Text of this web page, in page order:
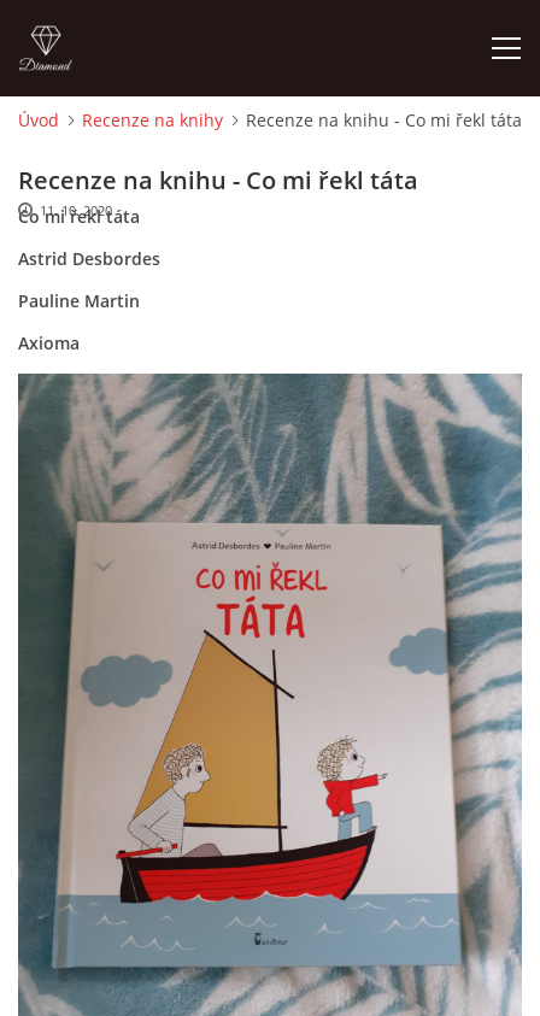
O MĚ
FOTOALBUM
NOVINKY ZE ŠKOLSTVÍ 2025
ROČNÍ PLÁN - INSPIRACE /DLE NOVÉHO RVP PV 2025
VZDĚLÁVACÍ BLOK ZÁŘÍ
VZDĚLÁVACÍ BLOK ŘÍJEN
VZDĚLÁVACÍ BLOK LISTOPAD
VZDĚLÁVACÍ BLOK PROSINEC
VZDĚLÁVACÍ BLOK LEDEN
VZDĚLÁVACÍ BLOK ÚNOR
Úvod Recenze na knihy Recenze na knihu - Co mi řekl táta
Recenze na knihu - Co mi řekl táta
Co mi řekl táta
Astrid Desbordes
Pauline Martin
Axioma
11. 10. 2020